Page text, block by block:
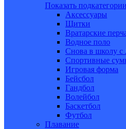
Показать подкатегории
Аксессуары
Щитки
Вратарские
Водное поло
Снова в школу c
Спортивные
Игровая форма
Бейсбол
Гандбол
Волейбол
Баскетбол
Футбол
Плавание